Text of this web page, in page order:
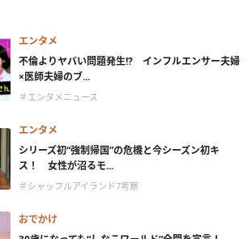
エンタメ
不倫よりヤバい問題発生!? インフルエンサー夫婦
×医師夫婦のブ...
＃エンタメニュース
エンタメ
シリーズ初“強制帰国”の危機と今シーズン初キ
ス！ 女性が沼るモ...
＃シャッフルアイランド7考察
おでかけ